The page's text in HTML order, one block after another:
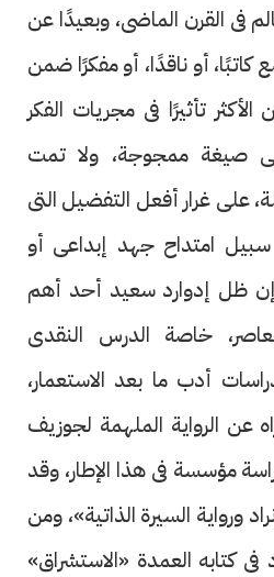
فى القرن الماضى، وبعيدًا عن
أو ناقدًا، أو مفكرًا ضمن
تأثيرًا فى مجريات الفكر
صيغة ممجوجة، ولا تمت
على غرار أفعل التفضيل التى
سبيل امتداح جهد إبداعى أو
ظل إدوارد سعيد أحد أهم
خاصة الدرس النقدى
أدب ما بعد الاستعمار،
عن الرواية الملهمة لجوزيف
مؤسسة فى هذا الإطار، وقد
ورواية السيرة الذاتية»، ومن
كتابه العمدة «الاستشراق»